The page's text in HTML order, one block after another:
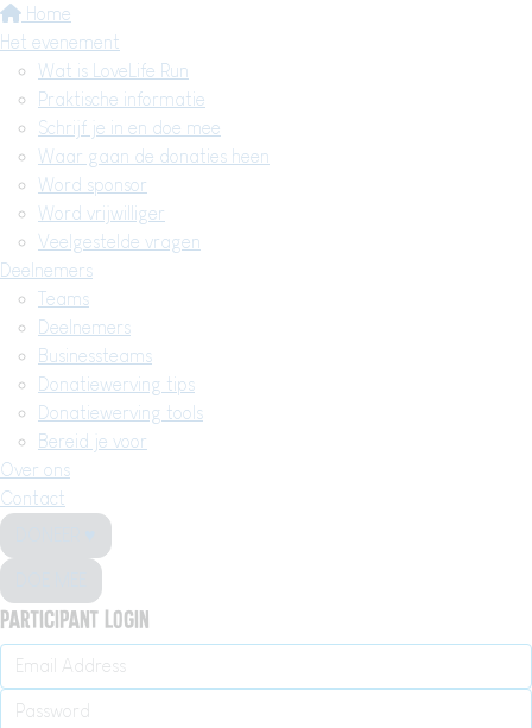
Home
Het evenement
Wat is LoveLife Run
Praktische informatie
Schrijf je in en doe mee
Waar gaan de donaties heen
Word sponsor
Word vrijwilliger
Veelgestelde vragen
Deelnemers
Teams
Deelnemers
Businessteams
Donatiewerving tips
Donatiewerving tools
Bereid je voor
Over ons
Contact
Participant Login